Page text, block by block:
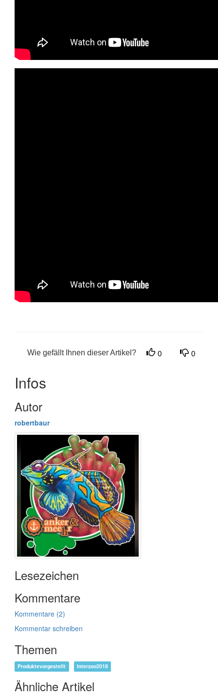
Wie gefällt Ihnen dieser Artikel? 0 0
Infos
Autor
robertbaur
Lesezeichen
Kommentare
Kommentare (2)
Kommentar schreiben
Themen
Produktevorgestellt Interzoo2018
Ähnliche Artikel